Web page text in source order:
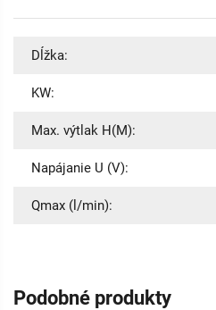
Dĺžka:
KW:
Max. výtlak H(M):
Napájanie U (V):
Qmax (l/min):
Podobné produkty